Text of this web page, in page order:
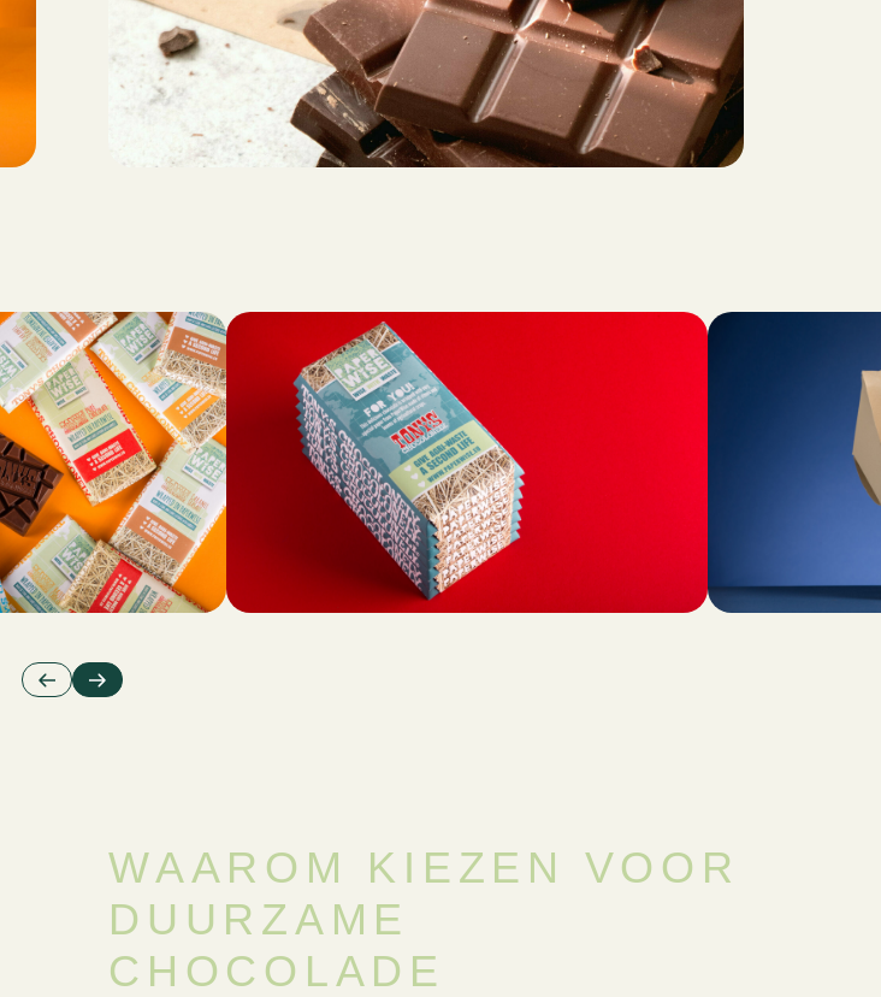
WAAROM KIEZEN VOOR
DUURZAME
CHOCOLADE